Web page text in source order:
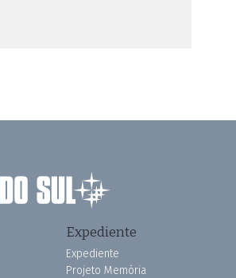
Expediente
Expediente
Projeto Memória